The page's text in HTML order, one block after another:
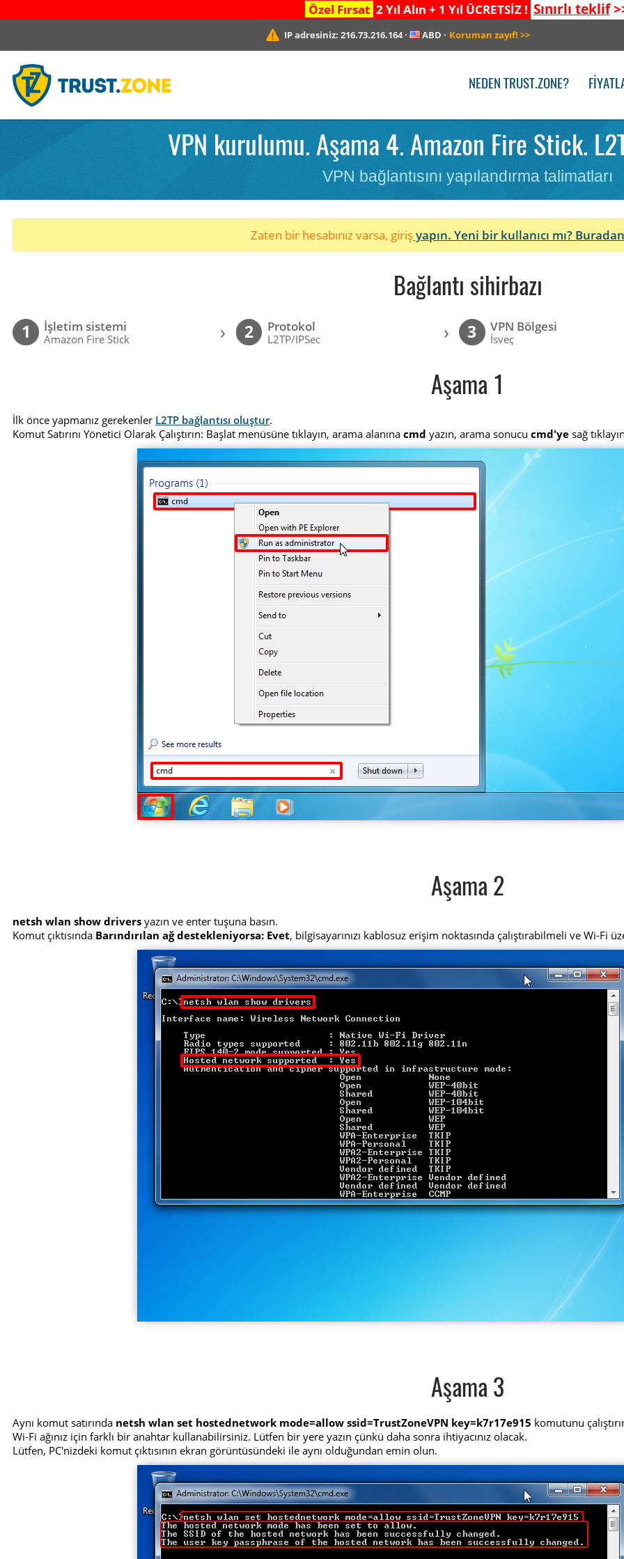
Özel Fırsat 2 Yıl Alın + 1 Yıl ÜCRETSİZ ! Sınırlı teklif
IP adresiniz:216.73.216.164· ABD · Koruman zayıf! >>
NEDEN TRUST.ZONE?
VPN kurulumu. Aşama 4. Amazon Fire Stick.
VPN bağlantısını yapılandırma talimatları
Zaten bir hesabınız varsa, girişyapın. Yeni bir kullanıcı mı?
Bağlantı sihirbazı
1 İşletim sistemi
Amazon Fire Stick › 2 Protokol
L2TP/IPSec › 3 VPN Bölgesi
İsveç
Aşama 1
İlk önce yapmanız gerekenler L2TP bağlantısı oluştur.
Komut Satırını Yönetici Olarak Çalıştırın: Başlat menüsüne tıklayın, arama alanınacmd yazın, arama sonucucmd'ye sağ
Aşama 2
netsh wlan show drivers yazın ve enter tuşuna basın.
Komut çıktısında Barındırılan ağ destekleniyorsa: Evet, bilgisayarınızı kablosuz erişim noktasında çalıştırabilmeli ve Wi-Fi
Aşama 3
Aynı komut satırında netsh wlan set hostednetwork mode=allow ssid=TrustZoneVPN key=k7r17e915 komutunu
Wi-Fi ağınız için farklı bir anahtar kullanabilirsiniz. Lütfen bir yere yazın çünkü daha sonra ihtiyacınız olacak.
Lütfen, PC'nizdeki komut çıktısının ekran görüntüsündeki ile aynı olduğundan emin olun.